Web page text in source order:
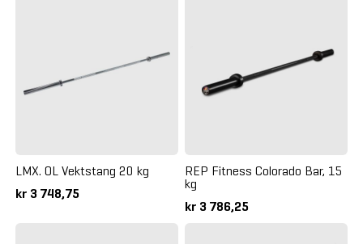
LMX. OL Vektstang 20 kg
kr 3 748,75
REP Fitness Colorado Bar, 15
kg
kr 3 786,25